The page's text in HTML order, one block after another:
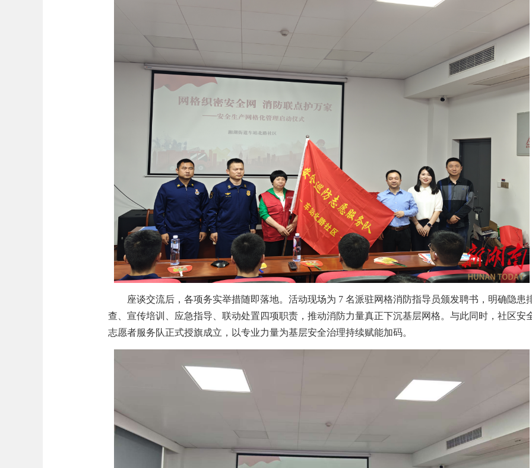
座谈交流后，各项务实举措随即落地。活动现场为 7 名派驻网格消防指导员颁发聘书，明确隐患
查、宣传培训、应急指导、联动处置四项职责，推动消防力量真正下沉基层网格。与此同时，社区安
志愿者服务队正式授旗成立，以专业力量为基层安全治理持续赋能加码。